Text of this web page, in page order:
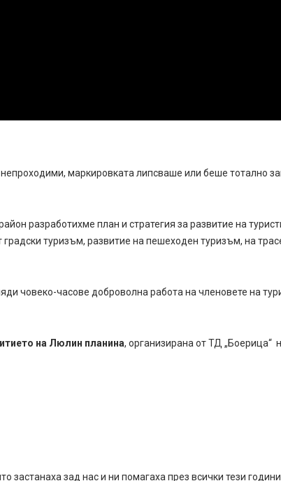
маркировката липсваше или беше тотално
разработихме план и стратегия за развитие на
туризъм, развитие на пешеходен туризъм, на
човеко-часове доброволна работа на членовете на
на Люлин планина, организирана от ТД „Боерица“
застанаха зад нас и ни помагаха през всички тези